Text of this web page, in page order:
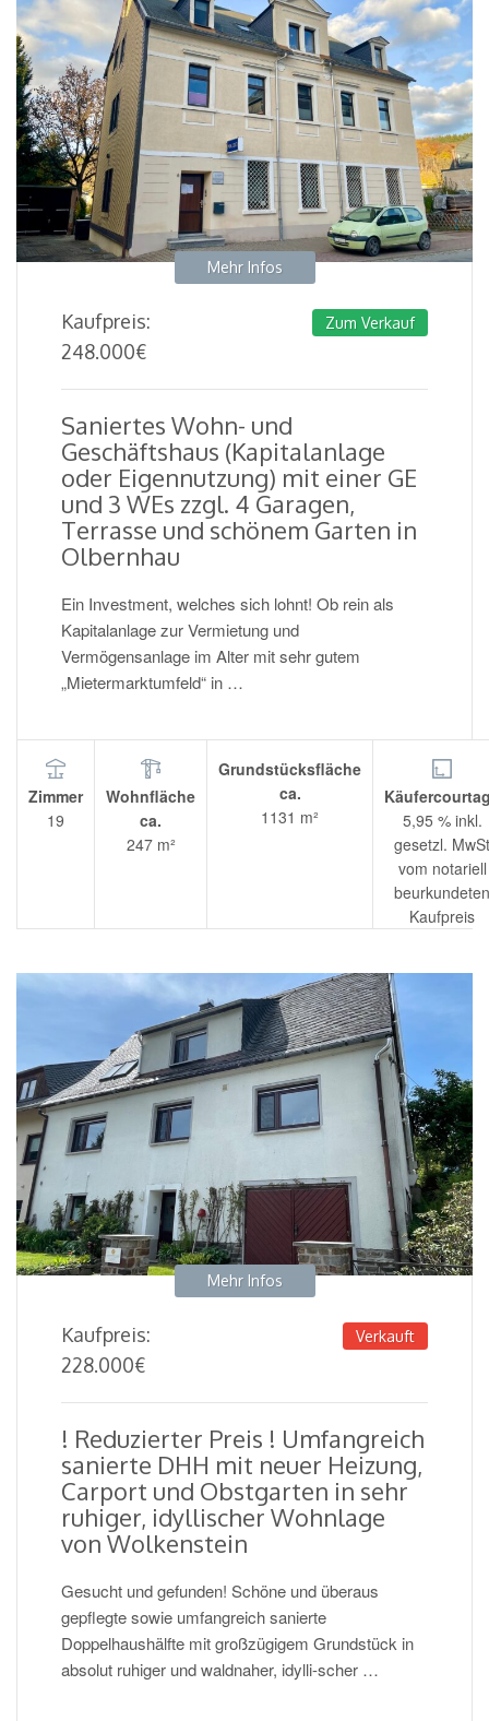
Mehr Infos
Kaufpreis:
248.000€
Zum Verkauf
Saniertes Wohn- und
Geschäftshaus (Kapitalanlage
oder Eigennutzung) mit einer GE
und 3 WEs zzgl. 4 Garagen,
Terrasse und schönem Garten in
Olbernhau
Ein Investment, welches sich lohnt! Ob rein als
Kapitalanlage zur Vermietung und
Vermögensanlage im Alter mit sehr gutem
„Mietermarktumfeld“ in …
Zimmer
19
Wohnfläche
ca.
247 m²
Grundstücksfläche
ca.
1131 m²
5,95 % inkl.
gesetzl. MwSt
vom notariell
beurkundeten
Kaufpreis
Mehr Infos
Kaufpreis:
228.000€
Verkauft
! Reduzierter Preis ! Umfangreich
sanierte DHH mit neuer Heizung,
Carport und Obstgarten in sehr
ruhiger, idyllischer Wohnlage
von Wolkenstein
Gesucht und gefunden! Schöne und überaus
gepflegte sowie umfangreich sanierte
Doppelhaushälfte mit großzügigem Grundstück in
absolut ruhiger und waldnaher, idylli-scher …